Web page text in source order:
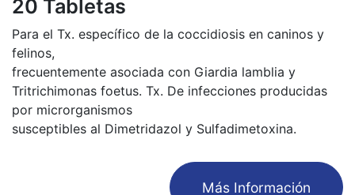
20 Tabletas
Para el Tx. específico de la coccidiosis en caninos y
felinos,
frecuentemente asociada con Giardia lamblia y
Tritrichimonas foetus. Tx. De infecciones producidas
por microrganismos
susceptibles al Dimetridazol y Sulfadimetoxina.
​Más Información